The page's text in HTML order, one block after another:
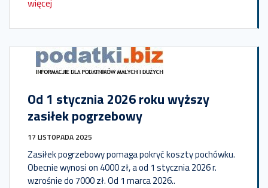
więcej
Od 1 stycznia 2026 roku wyższy
zasiłek pogrzebowy
17 LISTOPADA 2025
Zasiłek pogrzebowy pomaga pokryć koszty pochówku.
Obecnie wynosi on 4000 zł, a od 1 stycznia 2026 r.
wzrośnie do 7000 zł. Od 1 marca 2026..